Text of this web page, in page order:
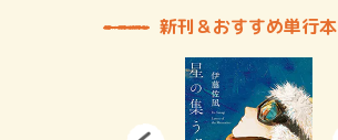
新刊＆おすすめ単行本